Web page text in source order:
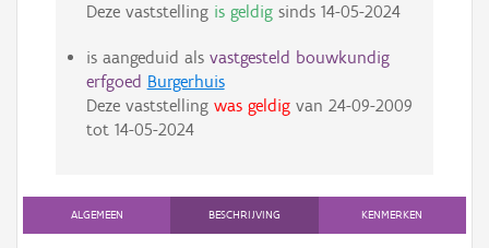
Deze vaststelling is geldigsinds 14-05-2024
is aangeduid als vastgesteld bouwkundig
erfgoed Burgerhuis
Deze vaststelling was geldigvan 24-09-2009
tot 14-05-2024
ALGEMEEN BESCHRIJVING KENMERKEN